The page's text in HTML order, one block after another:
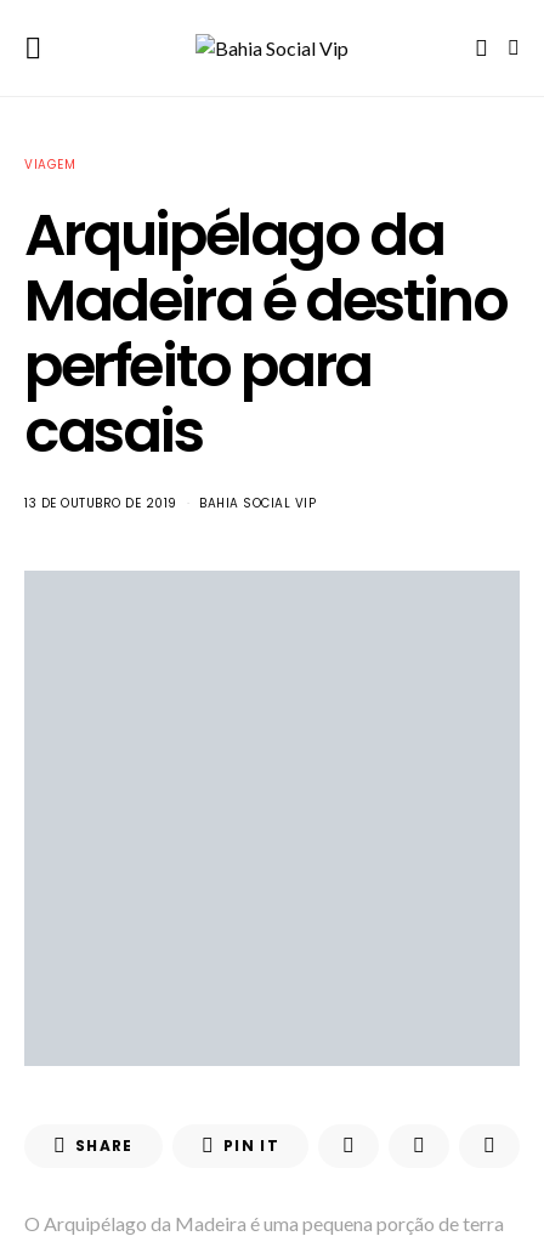
VIAGEM
Arquipélago da
Madeira é destino
perfeito para
casais
13 DE OUTUBRO DE 2019 BAHIA SOCIAL VIP
SHARE PIN IT
O Arquipélago da Madeira é uma pequena porção de terra